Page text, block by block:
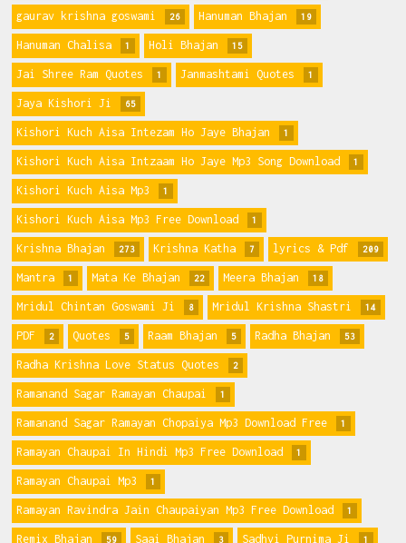
gaurav krishna goswami 26 Hanuman Bhajan 19
Hanuman Chalisa 1 Holi Bhajan 15
Jai Shree Ram Quotes 1 Janmashtami Quotes 1
Jaya Kishori Ji 65
Kishori Kuch Aisa Intezam Ho Jaye Bhajan 1
Kishori Kuch Aisa Intzaam Ho Jaye Mp3 Song Download 1
Kishori Kuch Aisa Mp3 1
Kishori Kuch Aisa Mp3 Free Download 1
Krishna Bhajan 273 Krishna Katha 7 lyrics & Pdf 209
Mantra 1 Mata Ke Bhajan 22 Meera Bhajan 18
Mridul Chintan Goswami Ji 8 Mridul Krishna Shastri 14
PDF 2 Quotes 5 Raam Bhajan 5 Radha Bhajan 53
Radha Krishna Love Status Quotes 2
Ramanand Sagar Ramayan Chaupai 1
Ramanand Sagar Ramayan Chopaiya Mp3 Download Free 1
Ramayan Chaupai In Hindi Mp3 Free Download 1
Ramayan Chaupai Mp3 1
Ramayan Ravindra Jain Chaupaiyan Mp3 Free Download 1
Remix Bhajan 59 Saai Bhajan 3 Sadhvi Purnima Ji 1